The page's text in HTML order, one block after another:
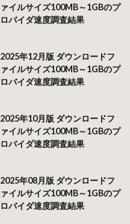
ァイルサイズ100MB～1GBのプ
ロバイダ速度調査結果
2025年12月版 ダウンロードフ
ァイルサイズ100MB～1GBのプ
ロバイダ速度調査結果
2025年10月版 ダウンロードフ
ァイルサイズ100MB～1GBのプ
ロバイダ速度調査結果
2025年08月版 ダウンロードフ
ァイルサイズ100MB～1GBのプ
ロバイダ速度調査結果